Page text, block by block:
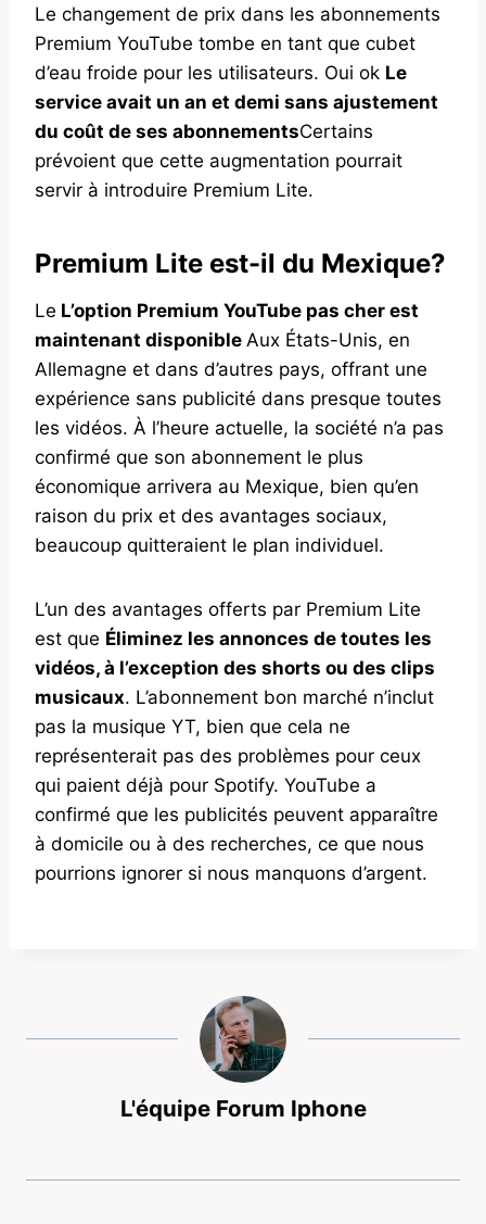
Le changement de prix dans les abonnements
Premium YouTube tombe en tant que cubet
d’eau froide pour les utilisateurs. Oui ok Le
service avait un an et demi sans ajustement
du coût de ses abonnementsCertains
prévoient que cette augmentation pourrait
servir à introduire Premium Lite.
Premium Lite est-il du Mexique?
Le L’option Premium YouTube pas cher est
maintenant disponible Aux États-Unis, en
Allemagne et dans d’autres pays, offrant une
expérience sans publicité dans presque toutes
les vidéos. À l’heure actuelle, la société n’a pas
confirmé que son abonnement le plus
économique arrivera au Mexique, bien qu’en
raison du prix et des avantages sociaux,
beaucoup quitteraient le plan individuel.
L’un des avantages offerts par Premium Lite
est que Éliminez les annonces de toutes les
vidéos, à l’exception des shorts ou des clips
musicaux. L’abonnement bon marché n’inclut
pas la musique YT, bien que cela ne
représenterait pas des problèmes pour ceux
qui paient déjà pour Spotify. YouTube a
confirmé que les publicités peuvent apparaître
à domicile ou à des recherches, ce que nous
pourrions ignorer si nous manquons d’argent.
L'équipe Forum Iphone